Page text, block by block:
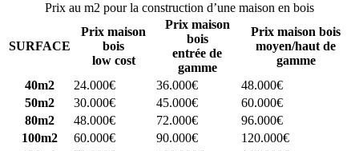
Prix au m2 pour la construction d’une maison en bois
SURFACE
Prix maison
bois
low cost
Prix maison
bois
entrée de
gamme
Prix maison bois
moyen/haut de
gamme
40m2
24.000€ 36.000€
48.000€
50m2
30.000€ 45.000€
60.000€
80m2
48.000€ 72.000€
96.000€
100m2
60.000€ 90.000€
120.000€